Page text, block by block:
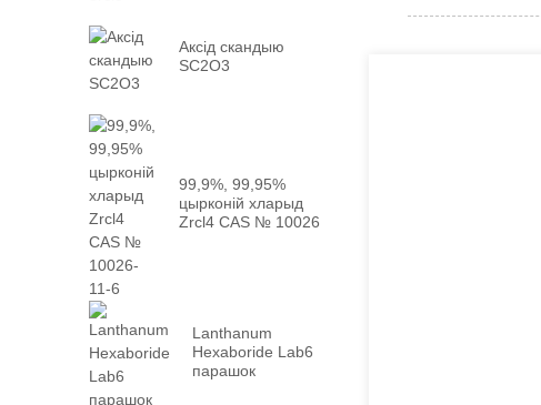
Аксід скандыю
SC2O3
99,9%, 99,95%
цырконій хларыд
Zrcl4 CAS № 10026
Lanthanum
Hexaboride Lab6
парашок